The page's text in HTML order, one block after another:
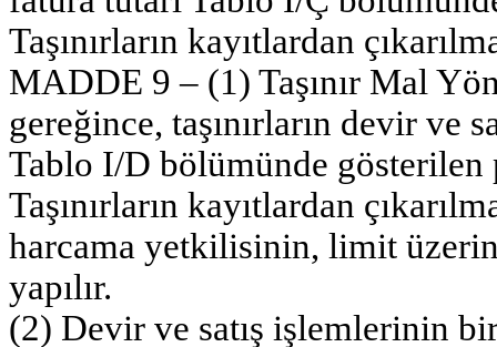
Taşınırların kayıtlardan
MADDE 9 – (1) Taşınır Mal
gereğince, taşınırların devir ve
Tablo I/D bölümünde gösterilen
Taşınırların kayıtlardan
harcama yetkilisinin, limit
yapılır.
(2) Devir ve satış işlemlerinin